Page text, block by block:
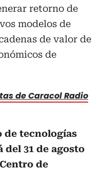
retorno de
modelos de
de valor de
de
de Caracol Radio
de tecnologías
del 31 de agosto
de